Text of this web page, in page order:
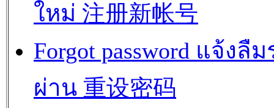
ใหม่ 注册新帐号
Forgot password แจ้งลื
ผ่าน 重设密码